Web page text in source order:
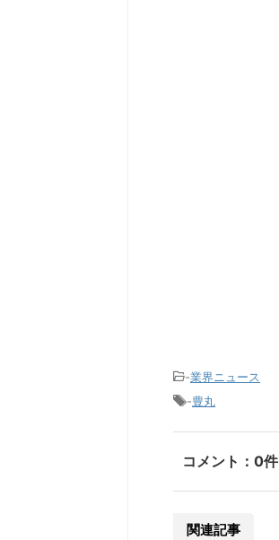
-業界ニュース
-豊丸
コメント：0件
関連記事